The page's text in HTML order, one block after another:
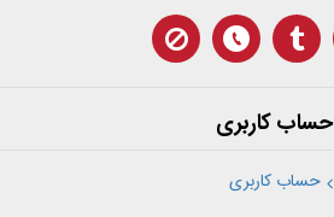
حساب کاربری
حساب کاربری